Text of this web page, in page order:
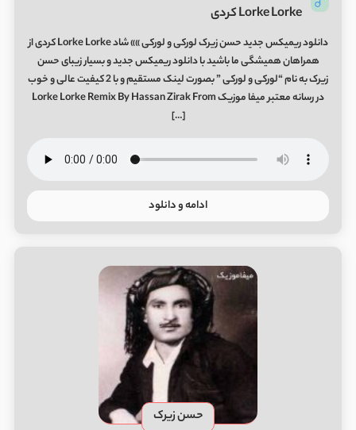
Lorke Lorke کردی
دانلود ریمیکس جدید حسن زیرک لورکی و لورکی »» شاد Lorke Lorke کردی از
همراهان همیشگی ما باشید با دانلود ریمیکس جدید و بسیار زیبای حسن
زیرک به نام “لورکی و لورکی ” بصورت لینک مستقیم و با 2 کیفیت عالی و خوب
در رسانه معتبر میفا موزیک Lorke Lorke Remix By Hassan Zirak From
[…]
ادامه و دانلود
حسن زیرک